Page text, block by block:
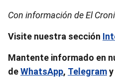
Con información de El
Visite nuestra sección
Mantente informado en
deWhatsApp, Telegramy